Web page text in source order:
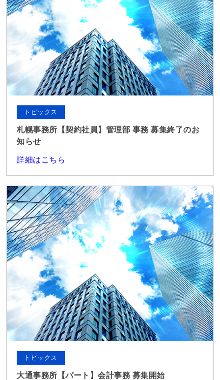
トピックス
札幌事務所【契約社員】管理部 事務 募集終了のお
知らせ
詳細はこちら
トピックス
大通事務所【パート】会計事務 募集開始